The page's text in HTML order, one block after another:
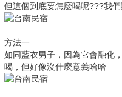
但這個到底要怎麼喝呢???我們
方法一
如同藍衣男子，因為它會融化
喝，但好像沒什麼意義哈哈